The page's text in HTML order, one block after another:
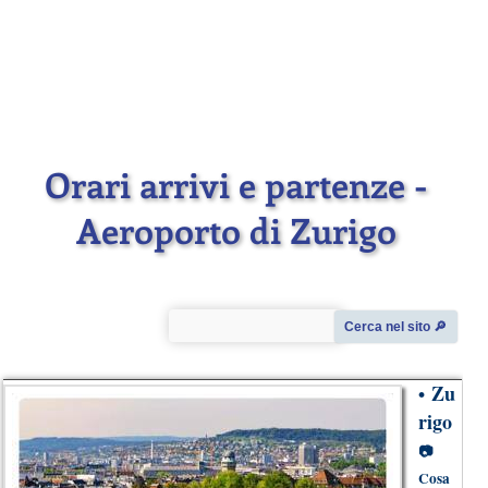
Orari arrivi e partenze -
Aeroporto di Zurigo
Cerca nel sito 🔎︎
• Zu
rigo
📷
Cosa